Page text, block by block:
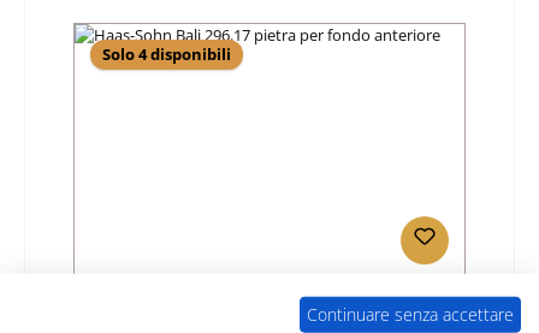
Solo 4 disponibili
Continuare senza accettare